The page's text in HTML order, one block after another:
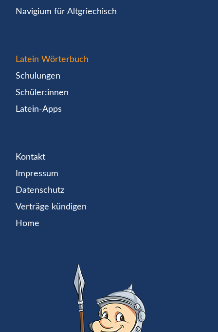
Navigium für Altgriechisch
Latein Wörterbuch
Schulungen
Schüler:innen
Latein-Apps
Kontakt
Impressum
Datenschutz
Verträge kündigen
Home